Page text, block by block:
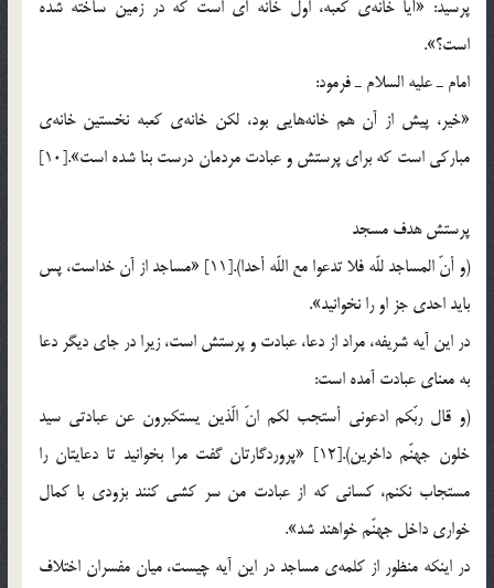
پرسيد: «آيا خانه‎ي كعبه، اول خانه اي است كه در زمين ساخته شده
است؟».
امام ـ عليه السلام ـ فرمود:
«خير، پيش از آن هم خانه‌هايي بود، لكن خانه‎ي كعبه نخستين خانه‎ي
مباركي است كه براي پرستش و عبادت مردمان درست بنا شده است».[10]
پرستش هدف مسجد
(و أنّ المساجد للّه فلا تدعوا مع اللّه أحدا).[11] «مساجد از آن خداست، پس
بايد احدي جز او را نخوانيد».
در اين آيه شريفه، مراد از دعا، عبادت و پرستش است، زيرا در جاي ديگر دعا
به معناي عبادت آمده است:
(و قال ربّكم ادعوني أستجب لكم انّ الّذين يستكبرون عن عبادتي سيد
خلون جهنّم داخرين).[12] «پروردگارتان گفت مرا بخوانيد تا دعايتان را
مستجاب نكنم، كساني كه از عبادت من سر كشي كنند بزودي با كمال
خواري داخل جهنّم خواهند شد».
در اينكه منظور از كلمه‎ي مساجد در اين آيه چيست، ميان مفسران اختلاف